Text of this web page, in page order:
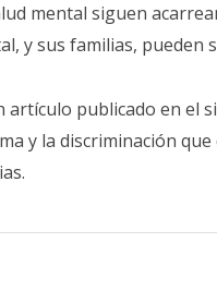
mental siguen
y sus familias, pueden
artículo publicado en el
y la discriminación